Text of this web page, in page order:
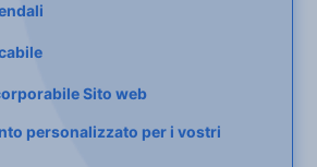
Sito web
personalizzato per i vostri